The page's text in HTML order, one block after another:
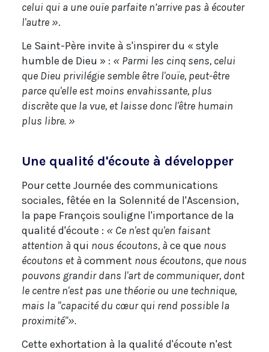
celui qui a une ouïe parfaite n’arrive pas à écouter
l'autre ».
Le Saint-Père invite à s'inspirer du « style
humble de Dieu » : « Parmi les cinq sens, celui
que Dieu privilégie semble être l'ouïe, peut-être
parce qu'elle est moins envahissante, plus
discrète que la vue, et laisse donc l'être humain
plus libre. »
Une qualité d'écoute à développer
Pour cette Journée des communications
sociales, fêtée en la Solennité de l'Ascension,
la pape François souligne l'importance de la
qualité d'écoute : « Ce n'est qu'en faisant
attention àqui nous écoutons, àce que nous
écoutons et àcomment nous écoutons, que nous
pouvons grandir dans l'art de communiquer, dont
le centre n'est pas une théorie ou une technique,
mais la "capacité du cœur qui rend possible la
proximité"».
Cette exhortation à la qualité d'écoute n'est